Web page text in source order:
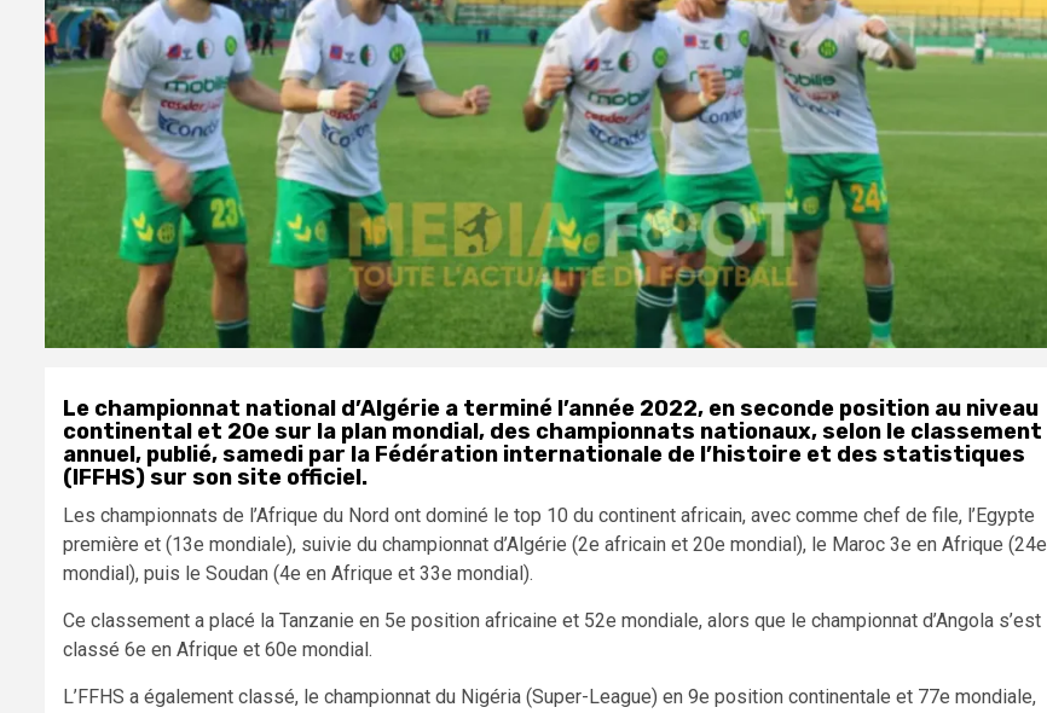
Le championnat national d’Algérie a terminé l’année 2022, en seconde position au niveau
continental et 20e sur la plan mondial, des championnats nationaux, selon le classement
annuel, publié, samedi par la Fédération internationale de l’histoire et des statistiques
(IFFHS) sur son site officiel.
Les championnats de l’Afrique du Nord ont dominé le top 10 du continent africain, avec comme chef de file, l’Egypte
première et (13e mondiale), suivie du championnat d’Algérie (2e africain et 20e mondial), le Maroc 3e en Afrique (24e
mondial), puis le Soudan (4e en Afrique et 33e mondial).
Ce classement a placé la Tanzanie en 5e position africaine et 52e mondiale, alors que le championnat d’Angola s’est
classé 6e en Afrique et 60e mondial.
L’FFHS a également classé, le championnat du Nigéria (Super-League) en 9e position continentale et 77e mondiale,